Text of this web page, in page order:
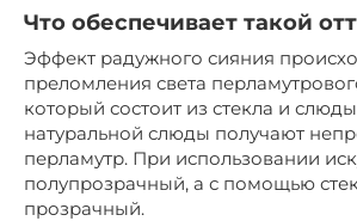
Что обеспечивает такой
Эффект радужного сияния
преломления света
который состоит из стекла и
натуральной слюды получают
перламутр. При использовании
полупрозрачный, а с помощью
прозрачный.